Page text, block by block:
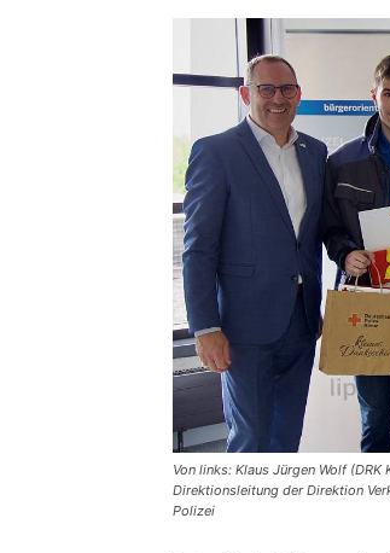
Von links: Klaus Jürgen Wolf
Direktionsleitung der Direktion
Polizei